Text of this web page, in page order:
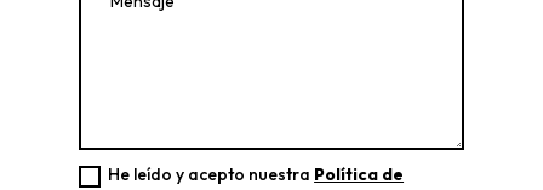
He leído y acepto nuestra Política de